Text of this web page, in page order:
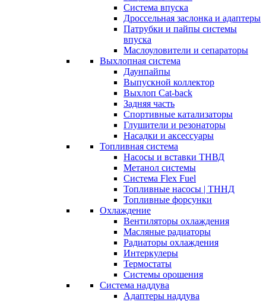
Система впуска
Дроссельная заслонка и адаптеры
Патрубки и пайпы системы
впуска
Маслоуловители и сепараторы
Выхлопная система
Даунпайпы
Выпускной коллектор
Выхлоп Cat-back
Задняя часть
Спортивные катализаторы
Глушители и резонаторы
Насадки и аксессуары
Топливная система
Насосы и вставки ТНВД
Метанол системы
Система Flex Fuel
Топливные насосы | ТННД
Топливные форсунки
Охлаждение
Вентиляторы охлаждения
Масляные радиаторы
Радиаторы охлаждения
Интеркулеры
Термостаты
Системы орошения
Система наддува
Адаптеры наддува